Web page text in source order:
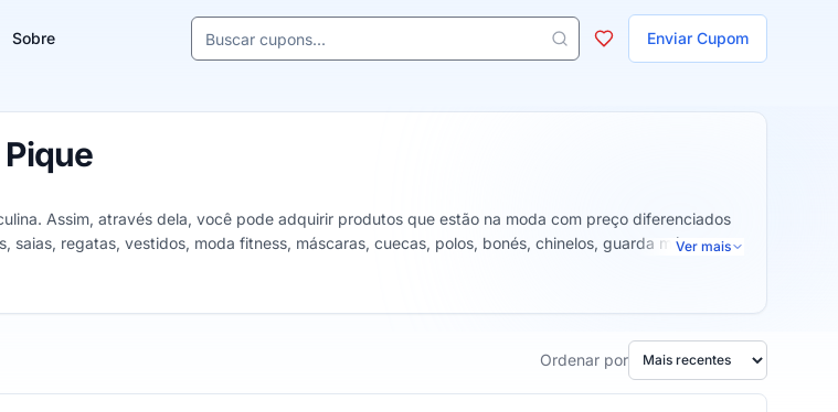
Sobre Enviar Cupom
Buscar cupons e lojas
Assim, através dela, você pode adquirir produtos que estão na moda com preço diferenciados
saias, regatas, vestidos, moda fitness, máscaras, cuecas, polos, bonés, chinelos, guarda máscara,
Ver mais
Ordenar por